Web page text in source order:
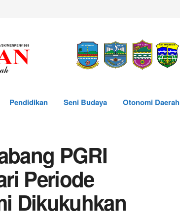
Pendidikan Seni Budaya Otonomi Daerah
PGRI
Periode
Dikukuhkan